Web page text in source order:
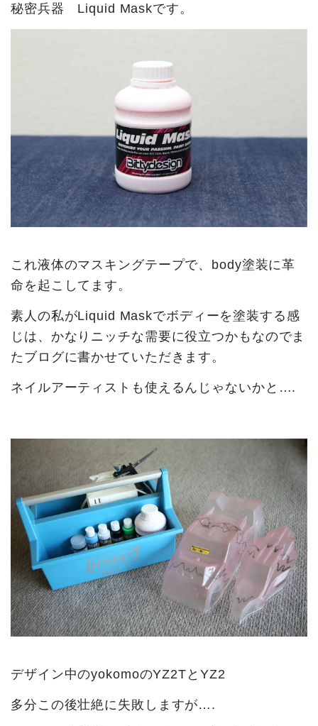
秘密兵器 Liquid Maskです。
これ液体のマスキングテープで、body塗装に革
命を起こしてます。
素人の私がLiquid Maskでボディーを塗装する感
じは、かなりニッチな需要に役立つかもなのでま
たブログに書かせていただきます。
ネイルアーティストも使えるんじゃないかと….
デザイン中のyokomoのYZ2TとYZ2
多分この後壮絶に失敗しますが….